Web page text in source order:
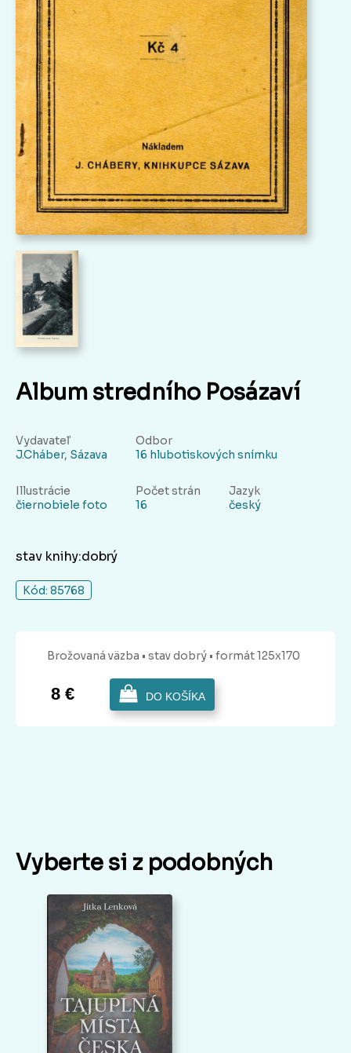
Album stredního Posázaví
Vydavateľ
J.Cháber, Sázava
Odbor
16 hlubotiskových snímku
Illustrácie
čiernobiele foto
Počet strán
16
Jazyk
český
stav knihy:dobrý
Kód: 85768
Brožovaná väzba • stav dobrý • formát 125x170
8 € DO KOŠÍKA
Vyberte si z podobných